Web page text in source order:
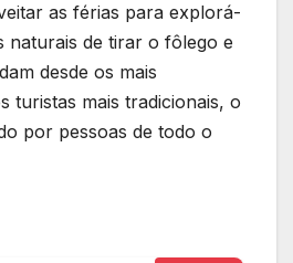
as férias para explorá-
naturais de tirar o fôlego e
desde os mais
turistas mais tradicionais, o
por pessoas de todo o